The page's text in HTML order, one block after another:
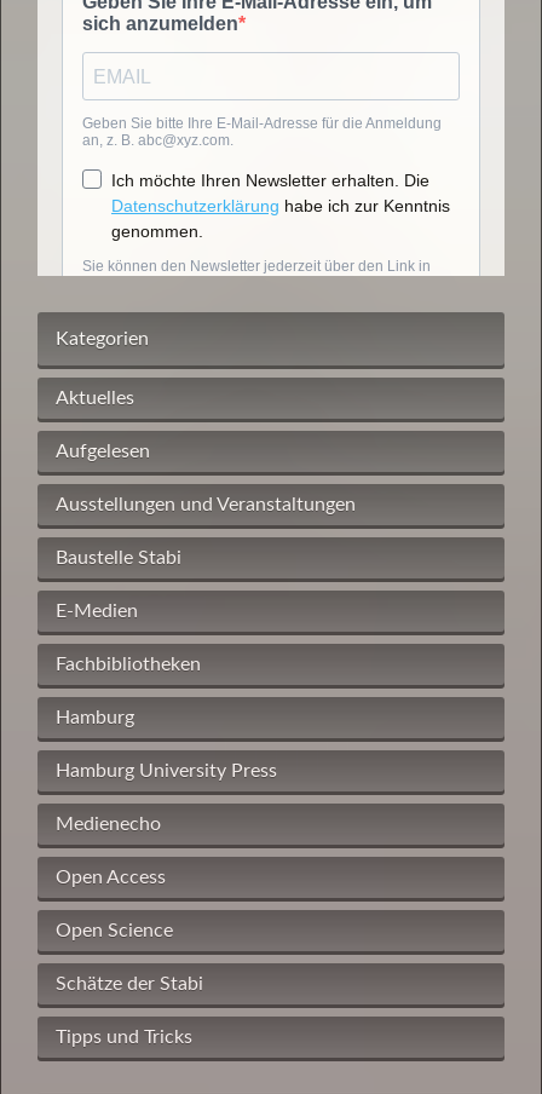
Kategorien
Aktuelles
Aufgelesen
Ausstellungen und Veranstaltungen
Baustelle Stabi
E-Medien
Fachbibliotheken
Hamburg
Hamburg University Press
Medienecho
Open Access
Open Science
Schätze der Stabi
Tipps und Tricks